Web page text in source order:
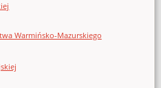
Warmińsko-Mazurskiego